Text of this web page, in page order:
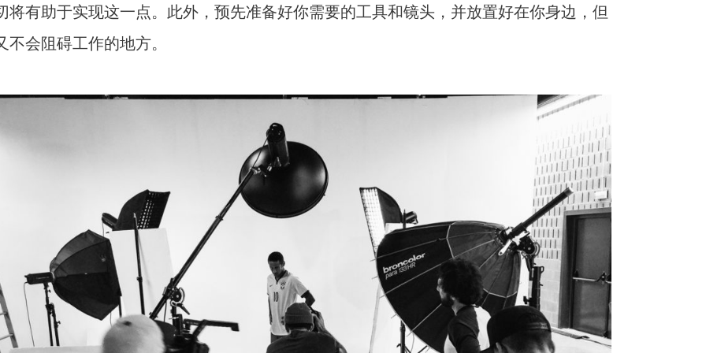
将有助于实现这一点。此外，预先准备好你需要的工具和镜头，并放置好在你身边，但
不会阻碍工作的地方。